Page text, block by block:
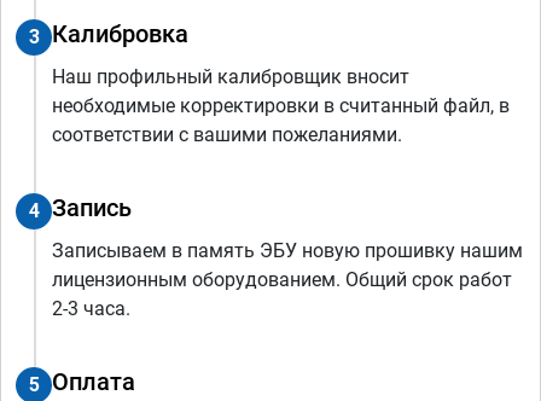
3 Калибровка
Наш профильный калибровщик вносит
необходимые корректировки в считанный файл, в
соответствии с вашими пожеланиями.
4 Запись
Записываем в память ЭБУ новую прошивку нашим
лицензионным оборудованием. Общий срок работ
2-3 часа.
5 Оплата